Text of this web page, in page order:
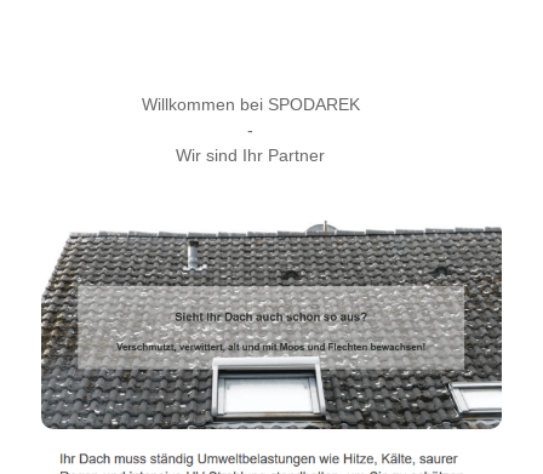
Willkommen bei SPODAREK
-
Wir sind Ihr Partner